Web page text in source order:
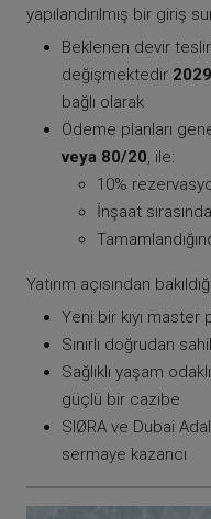
yapılandırılmış bir giriş
Beklenen devir
değişmektedir
bağlı olarak
Ödeme planları
veya 80/20, ile:
10%
İnşaat
Yatırım açısından
Yeni bir kıyı master
Sınırlı doğrudan
Sağlıklı yaşam
güçlü bir cazibe
SIØRA ve Dubai
sermaye kazancı